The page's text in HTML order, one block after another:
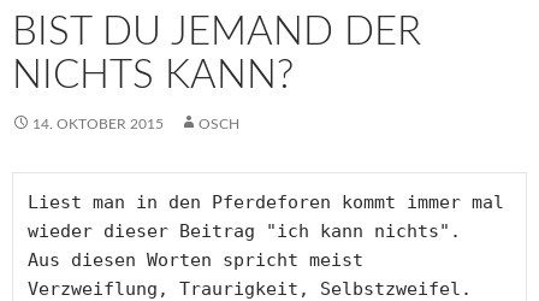
BIST DU JEMAND DER
NICHTS KANN?
14. OKTOBER 2015 OSCH
Liest man in den Pferdeforen kommt immer mal
wieder dieser Beitrag "ich kann nichts".
Aus diesen Worten spricht meist
Verzweiflung, Traurigkeit, Selbstzweifel.